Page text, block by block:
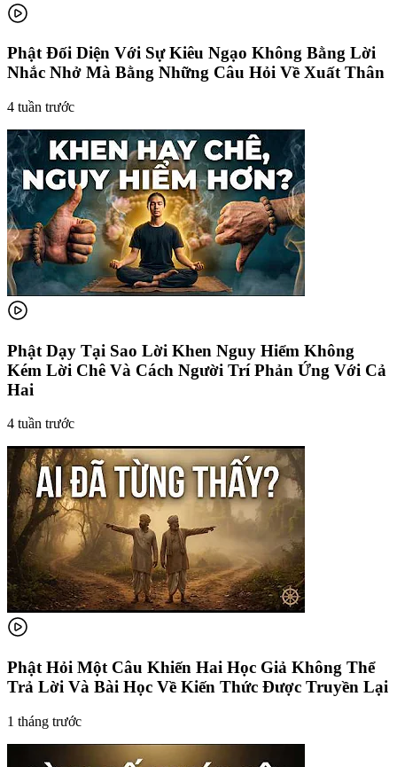
Phật Đối Diện Với Sự Kiêu Ngạo Không Bằng Lời
Nhắc Nhở Mà Bằng Những Câu Hỏi Về Xuất Thân
4 tuần trước
Phật Dạy Tại Sao Lời Khen Nguy Hiểm Không
Kém Lời Chê Và Cách Người Trí Phản Ứng Với Cả
Hai
4 tuần trước
Phật Hỏi Một Câu Khiến Hai Học Giả Không Thể
Trả Lời Và Bài Học Về Kiến Thức Được Truyền Lại
1 tháng trước